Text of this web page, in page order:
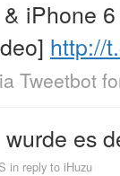
iPhone
http://
Tweetbot
es
in reply to iHuzu